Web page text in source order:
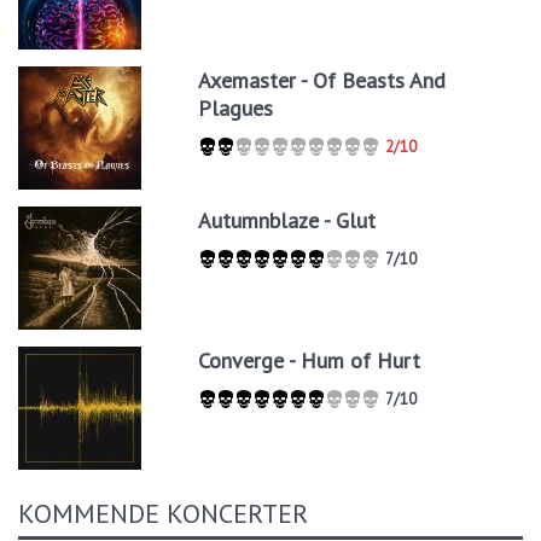
Axemaster - Of Beasts And
Plagues
2/10
Autumnblaze - Glut
7/10
Converge - Hum of Hurt
7/10
KOMMENDE KONCERTER